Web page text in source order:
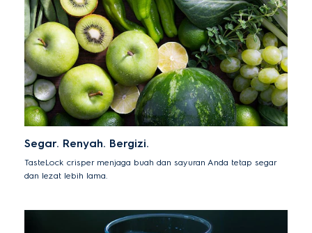
Segar. Renyah. Bergizi.
TasteLock crisper menjaga buah dan sayuran Anda tetap segar
dan lezat lebih lama.